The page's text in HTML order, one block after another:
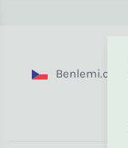
Benlemi.cz